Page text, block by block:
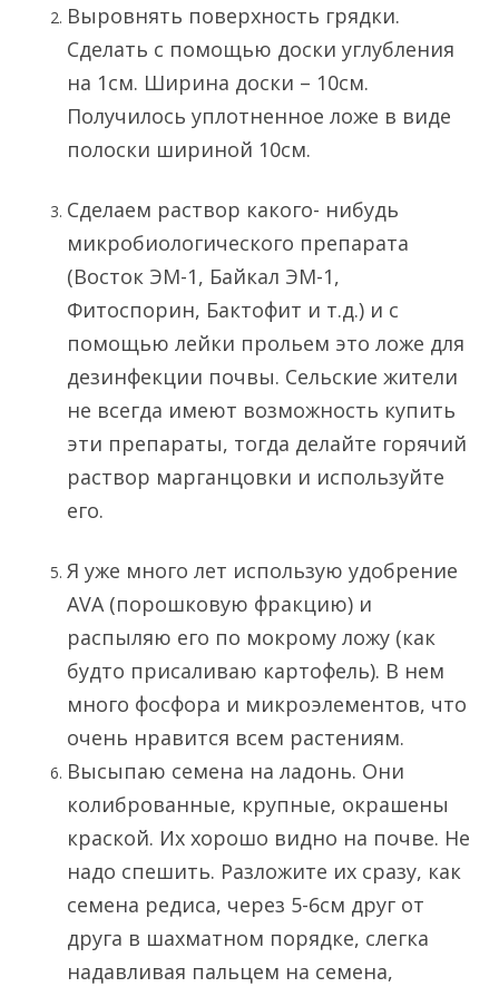
Выровнять поверхность грядки.
Сделать с помощью доски углубления
на 1см. Ширина доски – 10см.
Получилось уплотненное ложе в виде
полоски шириной 10см.
Сделаем раствор какого- нибудь
микробиологического препарата
(Восток ЭМ-1, Байкал ЭМ-1,
Фитоспорин, Бактофит и т.д.) и с
помощью лейки прольем это ложе для
дезинфекции почвы. Сельские жители
не всегда имеют возможность купить
эти препараты, тогда делайте горячий
раствор марганцовки и используйте
его.
Я уже много лет использую удобрение
AVA (порошковую фракцию) и
распыляю его по мокрому ложу (как
будто присаливаю картофель). В нем
много фосфора и микроэлементов, что
очень нравится всем растениям.
Высыпаю семена на ладонь. Они
колиброванные, крупные, окрашены
краской. Их хорошо видно на почве. Не
надо спешить. Разложите их сразу, как
семена редиса, через 5-6см друг от
друга в шахматном порядке, слегка
надавливая пальцем на семена,